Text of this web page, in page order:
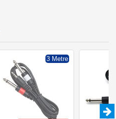
3 Metre